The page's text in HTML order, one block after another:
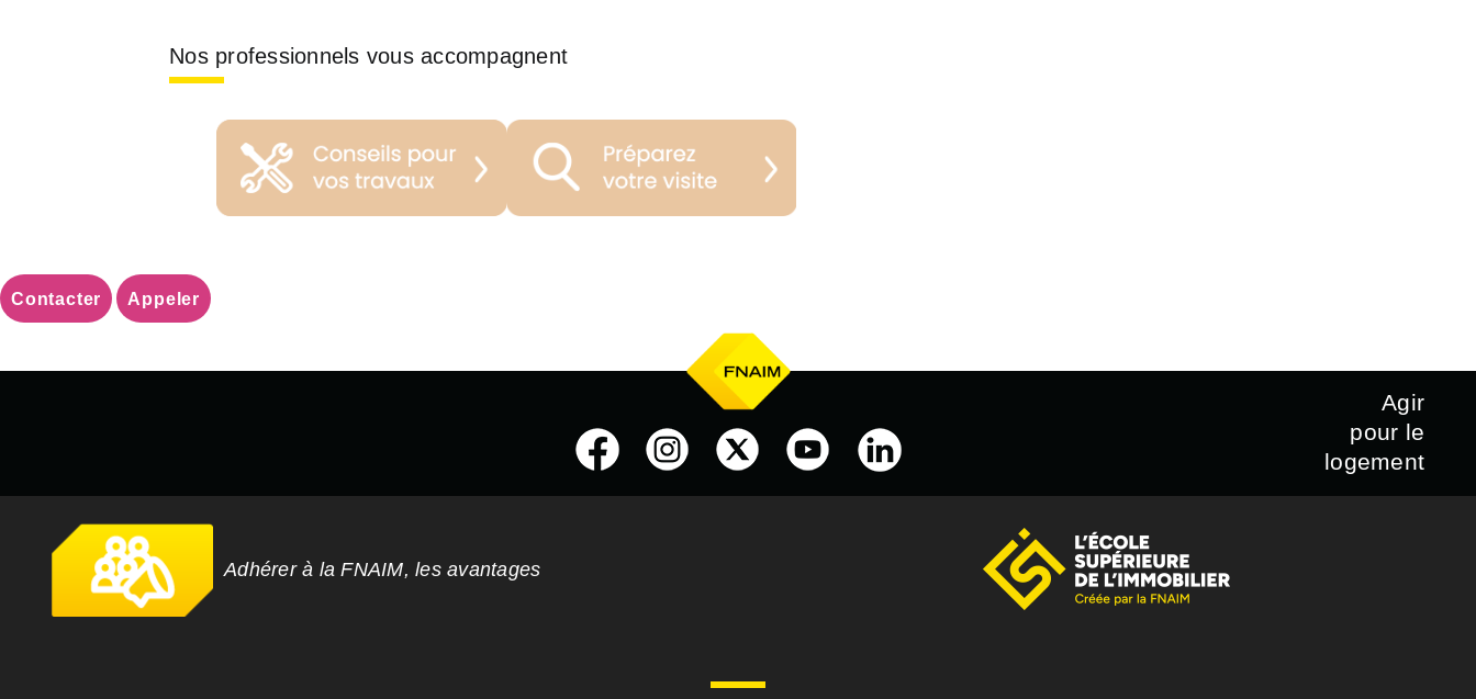
Nos professionnels vous accompagnent
Contacter Appeler
Agir
pour le
logement
Adhérer à la FNAIM, les avantages